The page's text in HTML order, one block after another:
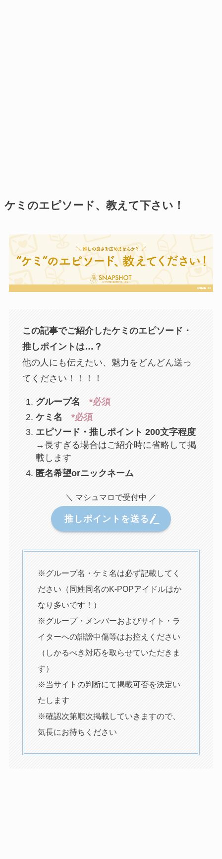
ケミのエピソード、教えて下さい！
この記事でご紹介したケミのエピソード・
推しポイントは…？
他の人にも伝えたい、魅力をどんどん送っ
てください！！！！
グループ名
*必須
ケミ名
*必須
エピソード・推しポイント 200文字程度
→長すぎる場合はご紹介時に省略して掲
載します
匿名希望orニックネーム
＼ マシュマロで受付中 ／
推しポイントを送る
※グループ名・ケミ名は必ず記載してく
ださい（同姓同名のK-POPアイドルはか
なり多いです！）
※グループ・メンバーおよびサイト・ラ
イターへの誹謗中傷等はお控えください
（しかるべき対応を取らせていただきま
す）
※当サイトの判断にて掲載可否を決定い
たします
※確認次第順次掲載していきますので、
気長にお待ちください